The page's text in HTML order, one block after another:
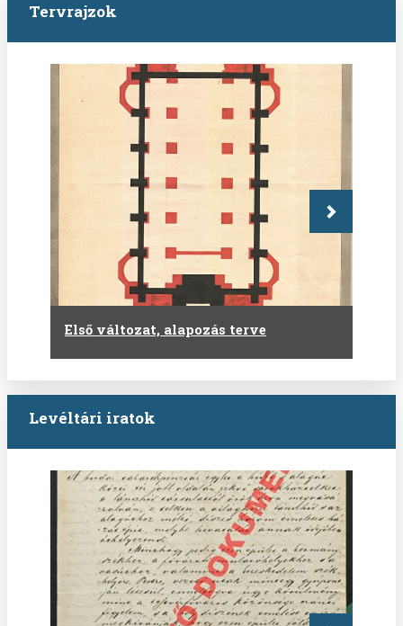
Tervrajzok
Első változat, alapozás terve
Következő
Levéltári iratok